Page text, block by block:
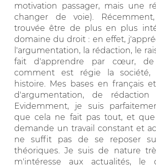
motivation passager, mais une
changer de voie).
trouvée être de plus en plus
domaine du droit : en effet,
l'argumentation, la rédaction, le
fait d'apprendre par cœur, de
comment est régie la société,
histoire. Mes bases en français
d'argumentation, de rédaction
Evidemment, je suis
que cela ne fait pas tout, et
demande un travail constant et
ne suffit pas de se reposer
théoriques. Je suis de nature
m'intéresse aux actualités, le